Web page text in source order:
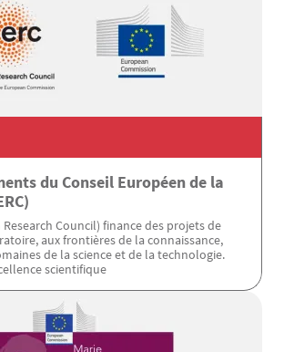
du Conseil Européen de la
Research Council) finance des projets de
aux frontières de la connaissance,
de la science et de la technologie.
scientifique